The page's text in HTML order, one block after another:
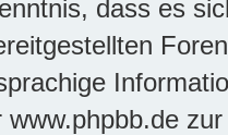
dass es